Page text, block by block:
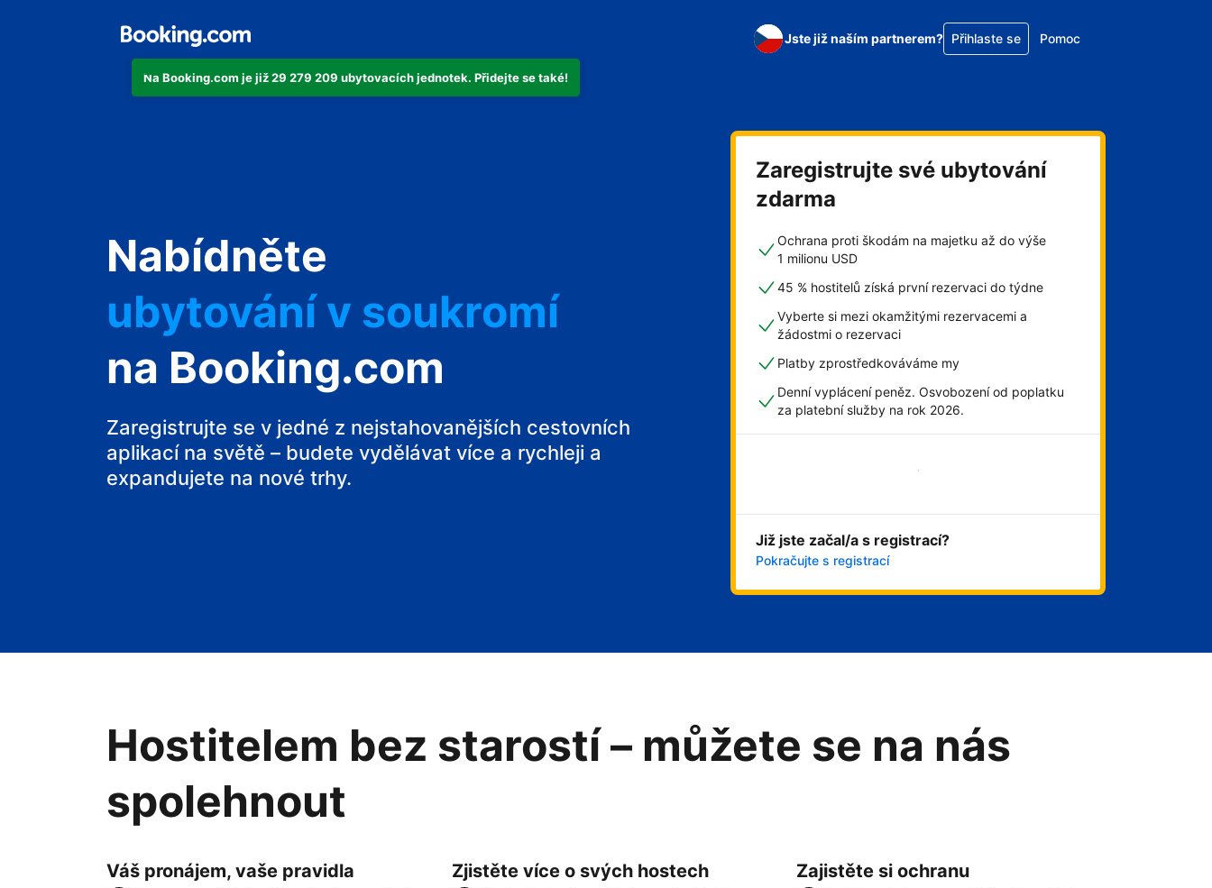
Na Booking.com je již 29 279 209 ubytovacích jednotek. Přidejte se také!
Jste již naším partnerem? Přihlaste se Pomoc
Nabídněte
svůj hotel
ubytování v soukromí
svůj penzion
svou chatu
na Booking.com
Zaregistrujte se v jedné z nejstahovanějších cestovních
aplikací na světě – budete vydělávat více a rychleji a
expandujete na nové trhy.
Zaregistrujte své ubytování
zdarma
Ochrana proti škodám na majetku až do výše
1 milionu USD
45 % hostitelů získá první rezervaci do týdne
Vyberte si mezi okamžitými rezervacemi a
žádostmi o rezervaci
Platby zprostředkováváme my
Denní vyplácení peněz. Osvobození od poplatku
za platební služby na rok 2026.
Začít hned
Již jste začal/a s registrací?
Pokračujte s registrací
Hostitelem bez starostí – můžete se na nás
spolehnout
Váš pronájem, vaše pravidla Zjistěte více o svých hostech Zajistěte si ochranu